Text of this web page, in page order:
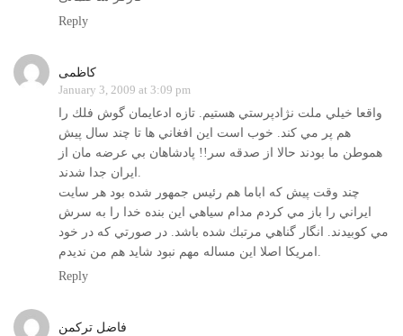
Reply
کاظمی
January 3, 2009 at 3:09 pm
واقعا خيلي ملت نژادپرستي هستيم. تازه ادعايمان گوش فلك را
هم پر مي كند. خوب است اين افغاني ها تا چند سال پيش
هموطن ما بودند حالا از صدقه سر!! پادشاهان بي عرضه مان از
چند وقت پيش كه اباما هم رئيس جمهور شده بود هر سايت
ايراني را باز مي كردم مدام سياهي اين بنده خدا را به سرش
مي كوبيدند. انگار گناهي مرتبك شده باشد. در صورتي كه در خود
Reply
فاضل تركمن